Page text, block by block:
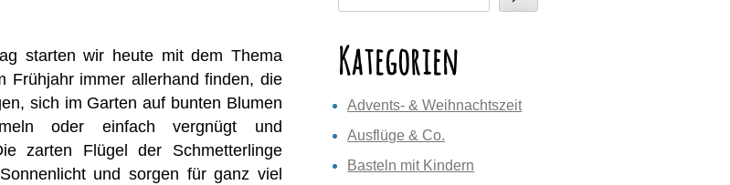
starten wir heute mit dem Thema
Frühjahr immer allerhand finden, die
sich im Garten auf bunten Blumen
oder einfach vergnügt und
zarten Flügel der Schmetterlinge
und sorgen für ganz viel
Kategorien
Advents- & Weihnachtszeit
Ausflüge & Co.
Basteln mit Kindern